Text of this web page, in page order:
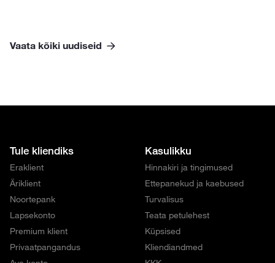
Vaata kõiki uudiseid
Tule kliendiks
Eraklient
Äriklient
Noortepank
Lapsekonto
Premium klient
Privaatpangandus
Kasulikku
Hinnakiri ja tingimused
Ettepanekud ja kaebused
Turvalisus
Teata petulehest
Küpsised
Kliendiandmed